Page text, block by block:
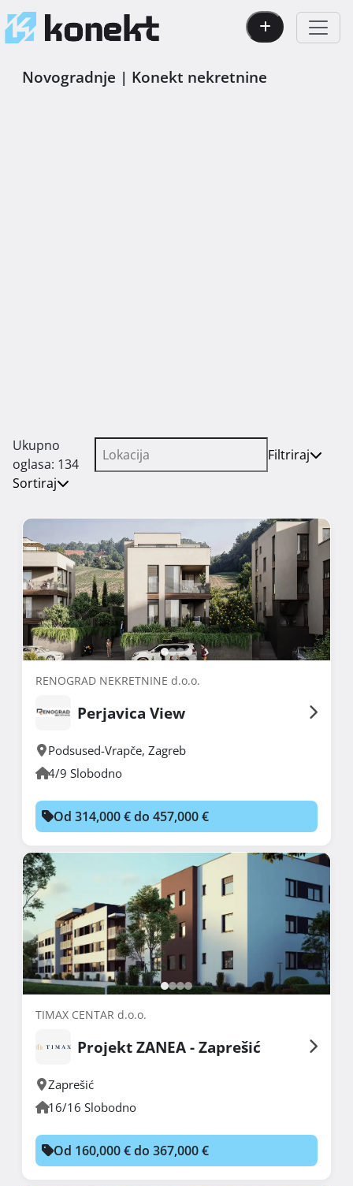
Novogradnje | Konekt nekretnine
Ukupno
oglasa: 134
Filtriraj
Sortiraj
RENOGRAD NEKRETNINE d.o.o.
Perjavica View
Podsused-Vrapče, Zagreb
4/9 Slobodno
Od 314,000 € do 457,000 €
TIMAX CENTAR d.o.o.
Projekt ZANEA - Zaprešić
Zaprešić
16/16 Slobodno
Od 160,000 € do 367,000 €